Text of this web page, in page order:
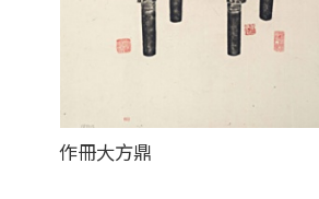
作冊大方鼎